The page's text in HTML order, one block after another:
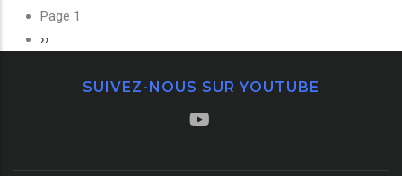
Pagination
Page 1
Page
››
SUIVEZ-NOUS SUR YOUTUBE